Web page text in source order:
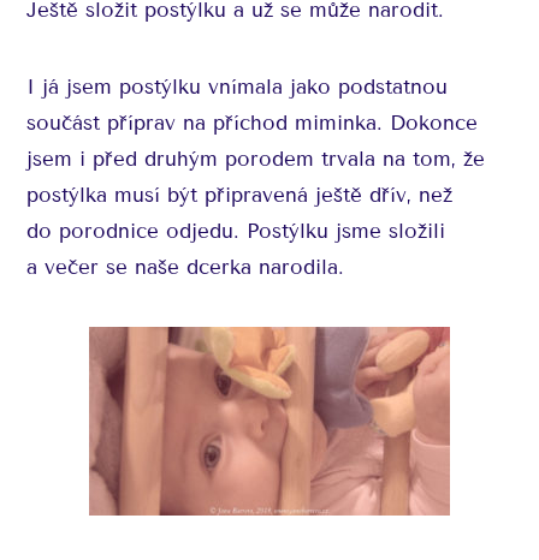
Ještě složit postýlku a už se může narodit.
I já jsem postýlku vnímala jako podstatnou
součást příprav na příchod miminka. Dokonce
jsem i před druhým porodem trvala na tom, že
postýlka musí být připravená ještě dřív, než
do porodnice odjedu. Postýlku jsme složili
a večer se naše dcerka narodila.